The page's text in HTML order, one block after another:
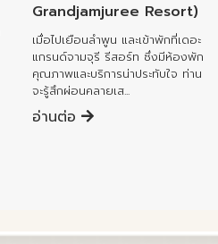
Grandjamjuree Resort)
เมื่อไปเยือนลำพูน และเข้าพักที่เดอะ
แกรนด์จามจุรี รีสอร์ท ซึ่งมีห้องพัก
คุณภาพและบริการน่าประทับใจ ท่าน
จะรู้สึกผ่อนคลายเส...
อ่านต่อ